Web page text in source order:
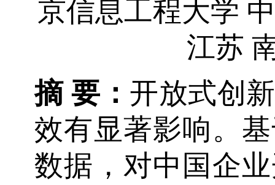
京信息工程大学
江苏
摘 要： 开放式创
效有显著影响。
数据，对中国企